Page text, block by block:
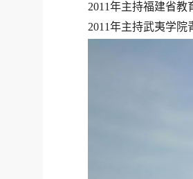
2011年主持福建省教
2011年主持武夷学